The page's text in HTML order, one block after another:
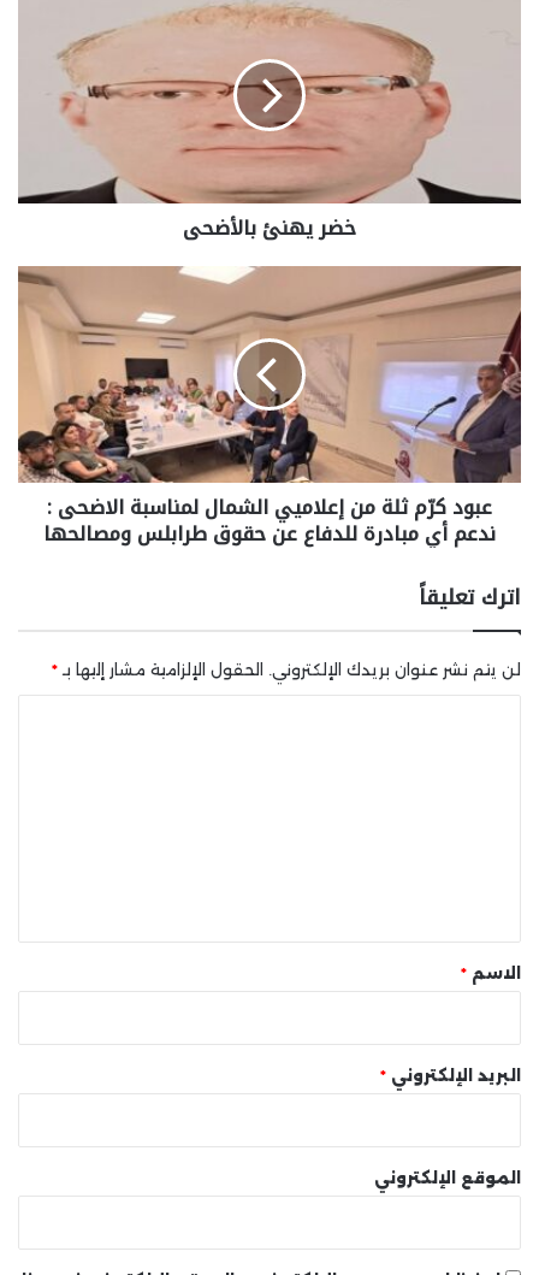
خضر يهنئ بالأضحى
عبود كرّم ثلة من إعلاميي الشمال لمناسبة الاضحى :
ندعم أي مبادرة للدفاع عن حقوق طرابلس ومصالحها
اترك تعليقاً
لن يتم نشر عنوان بريدك الإلكتروني. الحقول الإلزامية مشار إليها بـ*
* الاسم *
البريد الإلكتروني *
الموقع الإلكتروني